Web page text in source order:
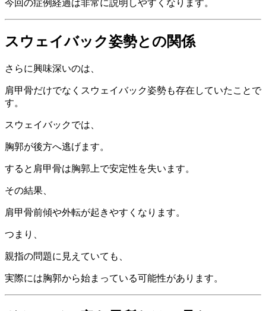
今回の症例経過は非常に説明しやすくなります。
スウェイバック姿勢との関係
さらに興味深いのは、
肩甲骨だけでなくスウェイバック姿勢も存在していたことで
す。
スウェイバックでは、
胸郭が後方へ逃げます。
すると肩甲骨は胸郭上で安定性を失います。
その結果、
肩甲骨前傾や外転が起きやすくなります。
つまり、
親指の問題に見えていても、
実際には胸郭から始まっている可能性があります。